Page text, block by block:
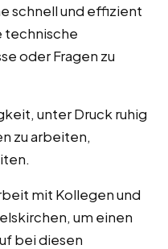
schnell und effizient
technische
oder Fragen zu
unter Druck ruhig
zu arbeiten,
mit Kollegen und
um einen
bei diesen